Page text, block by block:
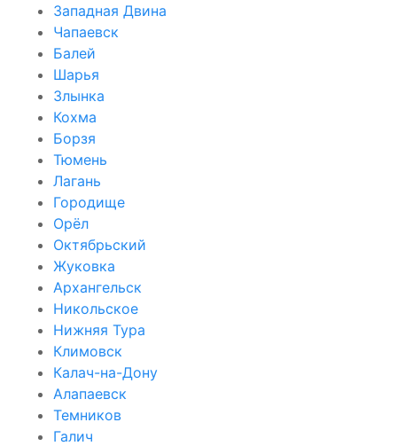
Западная Двина
Чапаевск
Балей
Шарья
Злынка
Кохма
Борзя
Тюмень
Лагань
Городище
Орёл
Октябрьский
Жуковка
Архангельск
Никольское
Нижняя Тура
Климовск
Калач-на-Дону
Алапаевск
Темников
Галич